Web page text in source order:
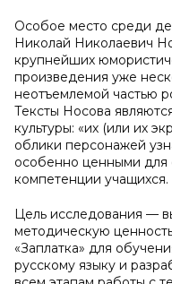
Особое место среди
Николай Николаевич
крупнейших
произведения уже
неотъемлемой частью
Тексты Носова
культуры: «их (или их
облики персонажей
особенно ценными для
компетенции учащихся.
Цель исследования —
методическую
«Заплатка» для
русскому языку и